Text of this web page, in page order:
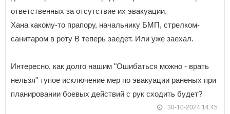
ответственных за отсутствие их эвакуации.
Хана какому-то прапору, начальнику БМП, стрелком-
санитаром в роту В теперь заедет. Или уже заехал.
Интересно, как долго нашим "Ошибаться можно - врать
нельзя" тупое исключение мер по эвакуации раненых при
планировании боевых действий с рук сходить будет?
30-10-2024 14:45